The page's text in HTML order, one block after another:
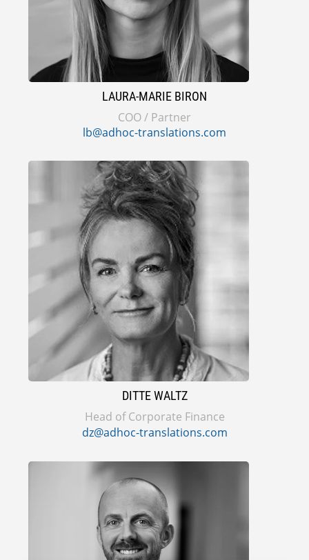
LAURA-MARIE BIRON
COO / Partner
lb@adhoc-translations.com
DITTE WALTZ
Head of Corporate Finance
dz@adhoc-translations.com